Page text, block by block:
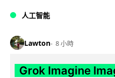
人工智能
Lawton 8 小時
Grok Imagine